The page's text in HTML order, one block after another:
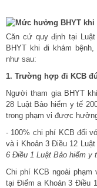
Căn cứ quy định tại
BHYT khi đi khám
như sau:
1. Trường hợp đi KCB
Người tham gia BHYT
28 Luật Bảo hiểm y tế
trong phạm vi được
- 100% chi phí KCB đối
và i Khoản 3 Điều 12
6 Điều 1 Luật Bảo hiểm y
Chi phí KCB ngoài
tại Điểm a Khoản 3 Điều